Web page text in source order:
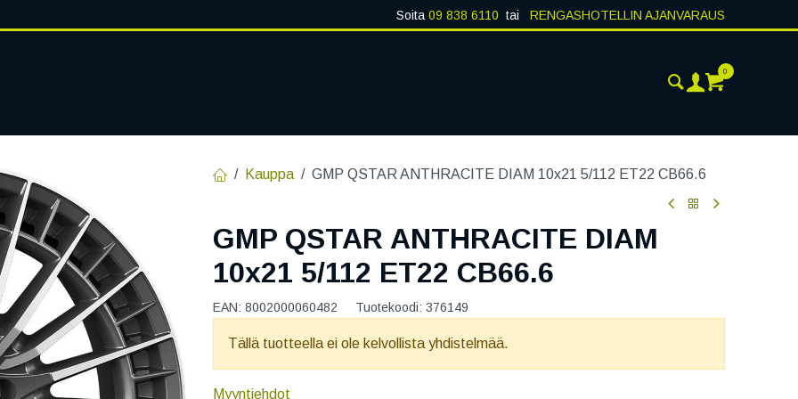
Soita 09 838 6110 tai RENGASHOTELLIN AJANVARAUS
0
Kauppa GMP QSTAR ANTHRACITE DIAM 10x21 5/112 ET22 CB66.6
GMP QSTAR ANTHRACITE DIAM
10x21 5/112 ET22 CB66.6
EAN: 8002000060482 Tuotekoodi: 376149
Tällä tuotteella ei ole kelvollista yhdistelmää.
Myyntiehdot